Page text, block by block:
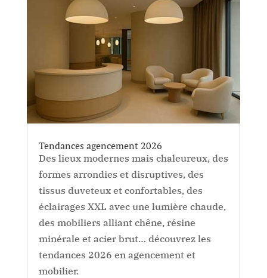
Tendances agencement 2026
Des lieux modernes mais chaleureux, des
formes arrondies et disruptives, des
tissus duveteux et confortables, des
éclairages XXL avec une lumière chaude,
des mobiliers alliant chêne, résine
minérale et acier brut… découvrez les
tendances 2026 en agencement et
mobilier.